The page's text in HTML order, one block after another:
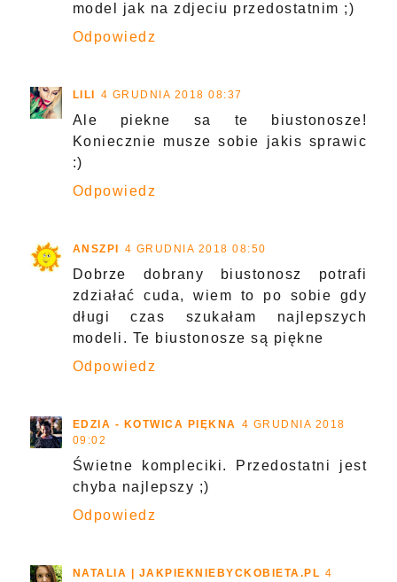
model jak na zdjeciu przedostatnim ;)
Odpowiedz
LILI 4 GRUDNIA 2018 08:37
Ale piekne sa te biustonosze!
Koniecznie musze sobie jakis sprawic
:)
Odpowiedz
ANSZPI 4 GRUDNIA 2018 08:50
Dobrze dobrany biustonosz potrafi
zdziałać cuda, wiem to po sobie gdy
długi czas szukałam najlepszych
modeli. Te biustonosze są piękne
Odpowiedz
EDZIA - KOTWICA PIĘKNA 4 GRUDNIA 2018
09:02
Świetne kompleciki. Przedostatni jest
chyba najlepszy ;)
Odpowiedz
NATALIA | JAKPIEKNIEBYCKOBIETA.PL 4